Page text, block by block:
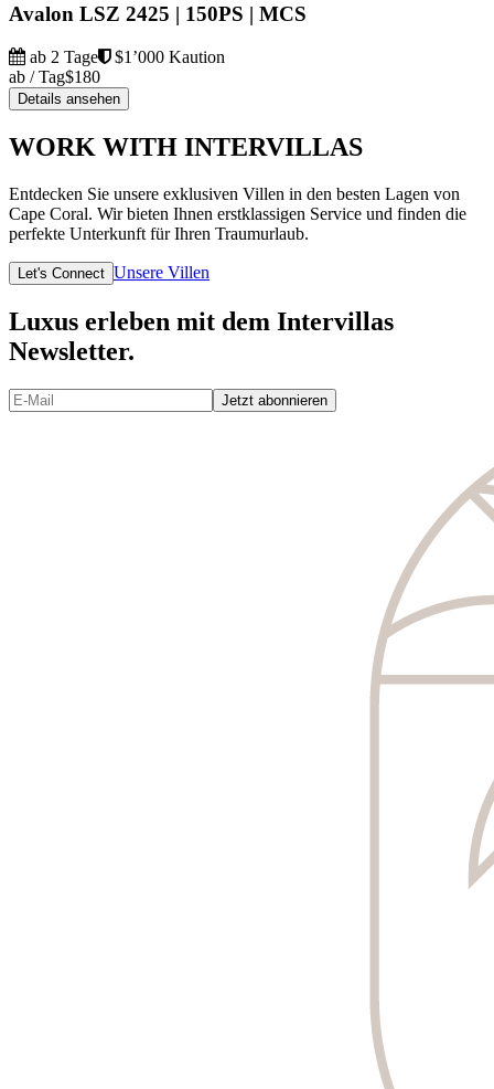
Avalon LSZ 2425 | 150PS | MCS
ab 2 Tage
$1’000 Kaution
ab / Tag$180
Details ansehen
WORK WITH INTERVILLAS
Entdecken Sie unsere exklusiven Villen in den besten Lagen von
Cape Coral. Wir bieten Ihnen erstklassigen Service und finden die
perfekte Unterkunft für Ihren Traumurlaub.
Let's Connect Unsere Villen
Luxus erleben mit dem Intervillas
Newsletter.
Jetzt abonnieren